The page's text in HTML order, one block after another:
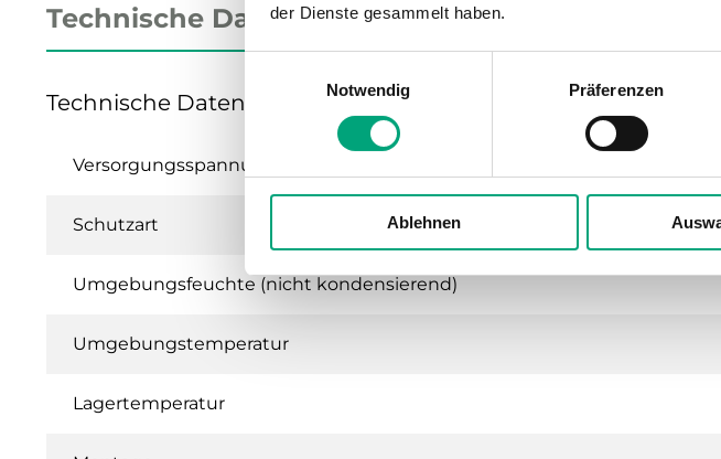
der Dienste gesammelt haben.
Notwendig
Präferenzen
Ablehnen
Technische Daten
Technische Daten für LTWT – Lux Transmitter
Versorgungsspannung
Schutzart
Umgebungsfeuchte (nicht kondensierend)
Umgebungstemperatur
Lagertemperatur